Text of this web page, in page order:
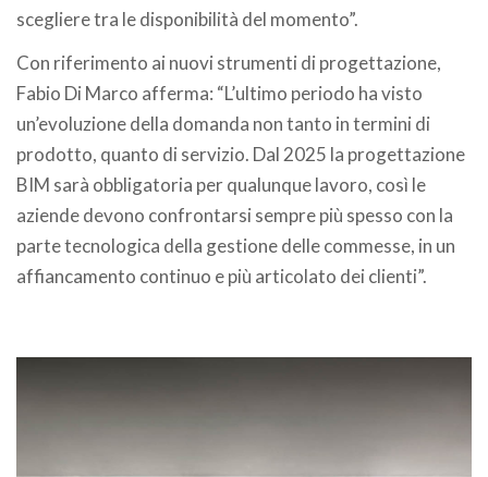
scegliere tra le disponibilità del momento”.
Con riferimento ai nuovi strumenti di progettazione,
Fabio Di Marco afferma: “L’ultimo periodo ha visto
un’evoluzione della domanda non tanto in termini di
prodotto, quanto di servizio. Dal 2025 la progettazione
BIM sarà obbligatoria per qualunque lavoro, così le
aziende devono confrontarsi sempre più spesso con la
parte tecnologica della gestione delle commesse, in un
affiancamento continuo e più articolato dei clienti”.